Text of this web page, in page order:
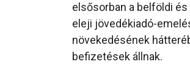
elsősorban a belföldi
eleji jövedékiadó-
növekedésének
befizetések állnak.